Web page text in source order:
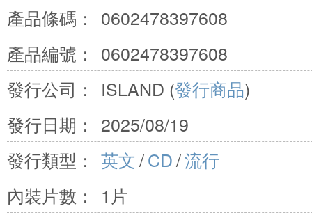
產品條碼：
0602478397608
產品編號：
0602478397608
發行公司：
ISLAND (發行商品)
發行日期：
2025/08/19
發行類型： 英文/CD/流行
內裝片數：
1片